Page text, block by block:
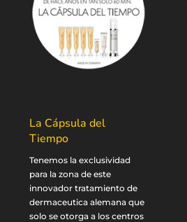
La Cápsula del
Tiempo
Tenemos la exclusividad
para la zona de este
innovador tratamiento de
dermaceutica alemana que
solo se otorga a los centros